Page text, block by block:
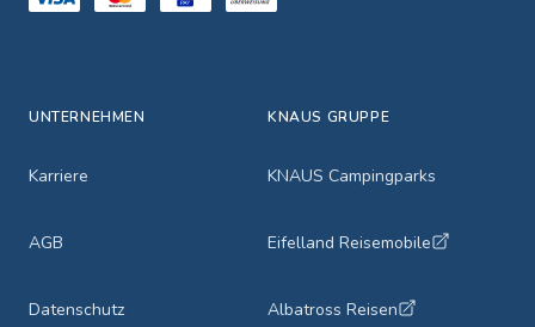
UNTERNEHMEN
Karriere
AGB
Datenschutz
KNAUS GRUPPE
KNAUS Campingparks
Eifelland Reisemobile
Albatross Reisen